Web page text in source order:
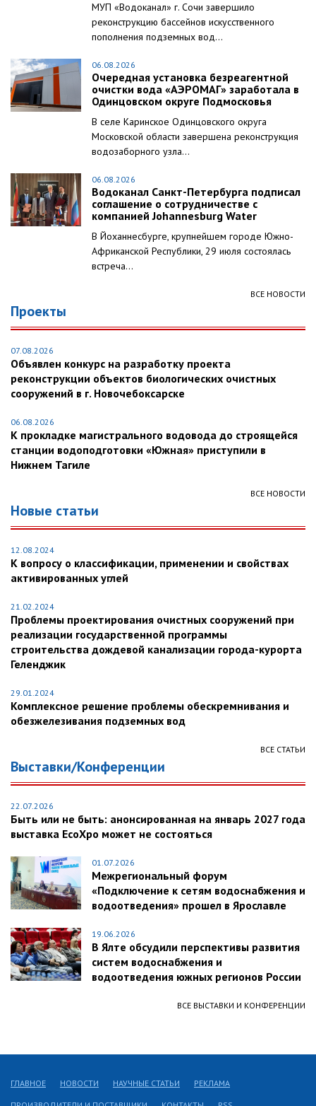
МУП «Водоканал» г. Сочи завершило
реконструкцию бассейнов искусственного
пополнения подземных вод...
06.08.2026
Очередная установка безреагентной
очистки вода «АЭРОМАГ» заработала в
Одинцовском округе Подмосковья
В селе Каринское Одинцовского округа
Московской области завершена реконструкция
водозаборного узла...
06.08.2026
Водоканал Санкт-Петербурга подписал
соглашение о сотрудничестве с
компанией Johannesburg Water
В Йоханнесбурге, крупнейшем городе Южно-
Африканской Республики, 29 июля состоялась
встреча...
ВСЕ НОВОСТИ
Проекты
07.08.2026
Объявлен конкурс на разработку проекта
реконструкции объектов биологических очистных
сооружений в г. Новочебоксарске
06.08.2026
К прокладке магистрального водовода до строящейся
станции водоподготовки «Южная» приступили в
Нижнем Тагиле
ВСЕ НОВОСТИ
Новые статьи
12.08.2024
К вопросу о классификации, применении и свойствах
активированных углей
21.02.2024
Проблемы проектирования очистных сооружений при
реализации государственной программы
строительства дождевой канализации города-курорта
Геленджик
29.01.2024
Комплексное решение проблемы обескремнивания и
обезжелезивания подземных вод
ВСЕ СТАТЬИ
Выставки/Конференции
22.07.2026
Быть или не быть: анонсированная на январь 2027 года
выставка EcoXpo может не состояться
01.07.2026
Межрегиональный форум
«Подключение к сетям водоснабжения и
водоотведения» прошел в Ярославле
19.06.2026
В Ялте обсудили перспективы развития
систем водоснабжения и
водоотведения южных регионов России
ВСЕ ВЫСТАВКИ И КОНФЕРЕНЦИИ
ГЛАВНОЕ НОВОСТИ НАУЧНЫЕ СТАТЬИ РЕКЛАМА